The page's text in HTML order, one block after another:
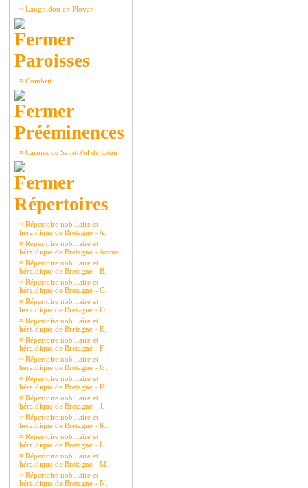
¤ Languidou en Plovan
Paroisses
¤ Combrit
Prééminences
¤ Carmes de Saint-Pol de Léon
Répertoires
¤ Répertoire nobiliaire et
héraldique de Bretagne - A.
¤ Répertoire nobiliaire et
héraldique de Bretagne - Accueil.
¤ Répertoire nobiliaire et
héraldique de Bretagne - B.
¤ Répertoire nobiliaire et
héraldique de Bretagne - C.
¤ Répertoire nobiliaire et
héraldique de Bretagne - D.
¤ Répertoire nobiliaire et
héraldique de Bretagne - E.
¤ Répertoire nobiliaire et
héraldique de Bretagne - F.
¤ Répertoire nobiliaire et
héraldique de Bretagne - G.
¤ Répertoire nobiliaire et
héraldique de Bretagne - H.
¤ Répertoire nobiliaire et
héraldique de Bretagne - J.
¤ Répertoire nobiliaire et
héraldique de Bretagne - K.
¤ Répertoire nobiliaire et
héraldique de Bretagne - L.
¤ Répertoire nobiliaire et
héraldique de Bretagne - M.
¤ Répertoire nobiliaire et
héraldique de Bretagne - N.